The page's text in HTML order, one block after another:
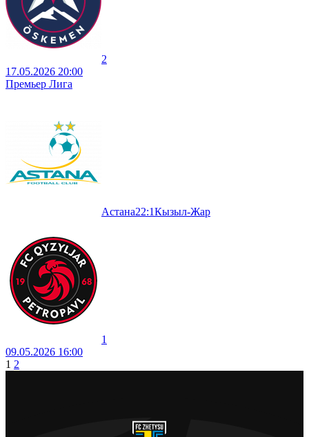
2
17.05.2026 20:00
Премьер Лига
Астана22:1Кызыл-Жар
1
09.05.2026 16:00
1 2